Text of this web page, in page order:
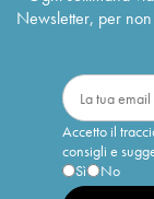
Newsletter, per
Accetto il
consigli e
Sì
No